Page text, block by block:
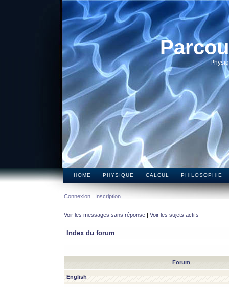
HOME PHYSIQUE CALCUL PHILOSOPHIE
Connexion Inscription
Voir les messages sans réponse | Voir les sujets actifs
Index du forum
Forum
English